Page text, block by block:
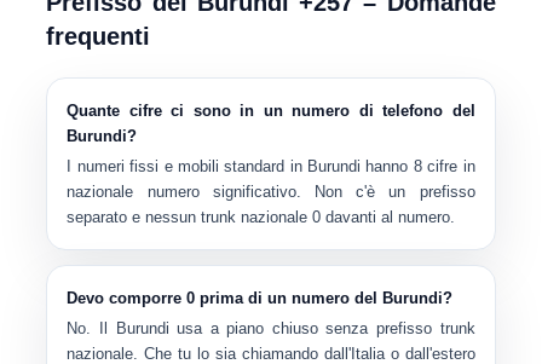
frequenti
Quante cifre ci sono in un numero di telefono del
Burundi?
I numeri fissi e mobili standard in Burundi hanno 8 cifre in
nazionale numero significativo. Non c'è un prefisso
separato e nessun trunk nazionale 0 davanti al numero.
Devo comporre 0 prima di un numero del Burundi?
No. Il Burundi usa apiano chiusosenza prefisso trunk
nazionale. Che tu lo sia chiamando dall'Italia o dall'estero